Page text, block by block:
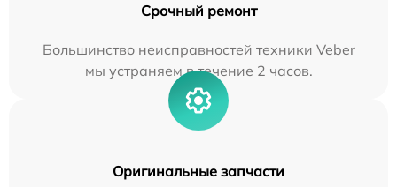
Срочный ремонт
Большинство неисправностей техники Veber
мы устраняем в течение 2 часов.
Оригинальные запчасти